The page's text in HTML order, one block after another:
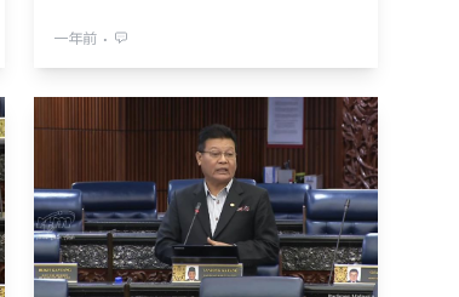
一年前 ⋅